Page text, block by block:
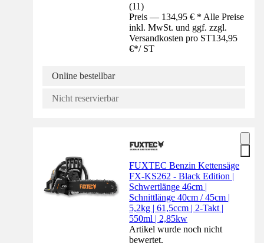
(11)
Preis — 134,95 € * Alle Preise
inkl. MwSt. und ggf. zzgl.
Versandkosten pro ST134,95
€*/ ST
Online bestellbar
Nicht reservierbar
FUXTEC Benzin Kettensäge
FX-KS262 - Black Edition |
Schwertlänge 46cm |
Schnittlänge 40cm / 45cm |
5,2kg | 61,5ccm | 2-Takt |
550ml | 2,85kw
Artikel wurde noch nicht
bewertet.